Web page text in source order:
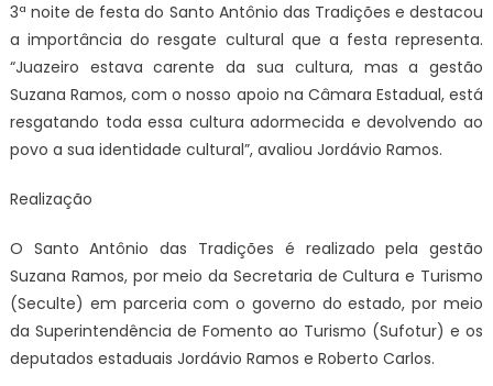
3ª noite de festa do Santo Antônio das Tradições e destacou
a importância do resgate cultural que a festa representa.
“Juazeiro estava carente da sua cultura, mas a gestão
Suzana Ramos, com o nosso apoio na Câmara Estadual, está
resgatando toda essa cultura adormecida e devolvendo ao
povo a sua identidade cultural”, avaliou Jordávio Ramos.
Realização
O Santo Antônio das Tradições é realizado pela gestão
Suzana Ramos, por meio da Secretaria de Cultura e Turismo
(Seculte) em parceria com o governo do estado, por meio
da Superintendência de Fomento ao Turismo (Sufotur) e os
deputados estaduais Jordávio Ramos e Roberto Carlos.